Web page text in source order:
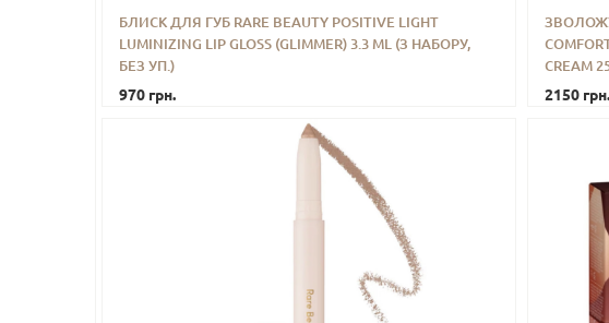
БЛИСК ДЛЯ ГУБ RARE BEAUTY POSITIVE LIGHT
LUMINIZING LIP GLOSS (GLIMMER) 3.3 ML (З НАБОРУ,
БЕЗ УП.)
970 грн.
-
CREAM
2150 грн.
-